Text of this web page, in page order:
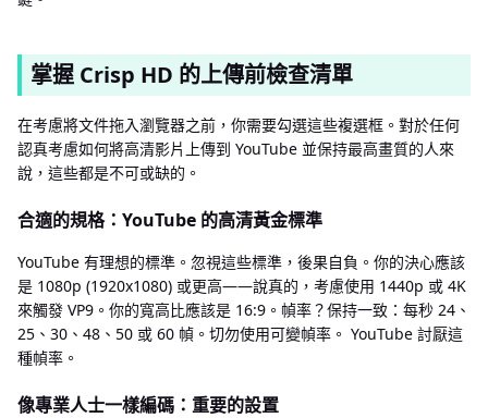
掌握 Crisp HD 的上傳前檢查清單
在考慮將文件拖入瀏覽器之前，你需要勾選這些複選框。對於任何
認真考慮如何將高清影片上傳到 YouTube 並保持最高畫質的人來
說，這些都是不可或缺的。
合適的規格：YouTube 的高清黃金標準
YouTube 有理想的標準。忽視這些標準，後果自負。你的決心應該
是 1080p (1920x1080) 或更高——說真的，考慮使用 1440p 或 4K
來觸發 VP9。你的寬高比應該是 16:9。幀率？保持一致：每秒 24、
25、30、48、50 或 60 幀。切勿使用可變幀率。 YouTube 討厭這
種幀率。
像專業人士一樣編碼：重要的設置